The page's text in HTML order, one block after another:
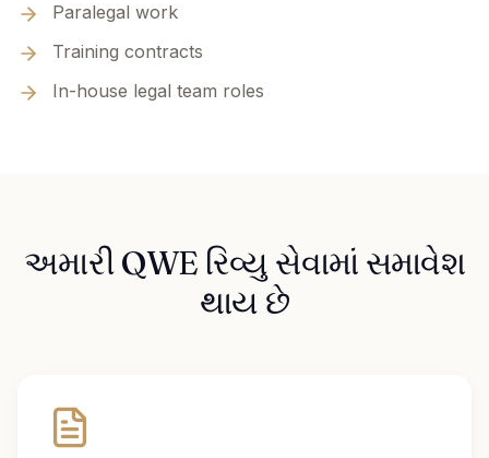
Paralegal work
Training contracts
In-house legal team roles
અમારી QWE રિવ્યુ સેવામાં સમાવેશ
થાય છે